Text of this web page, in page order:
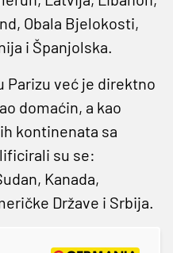
Obala Bjelokosti,
i Španjolska.
Parizu već je direktno
domaćin, a kao
kontinenata sa
su se:
Kanada,
Države i Srbija.